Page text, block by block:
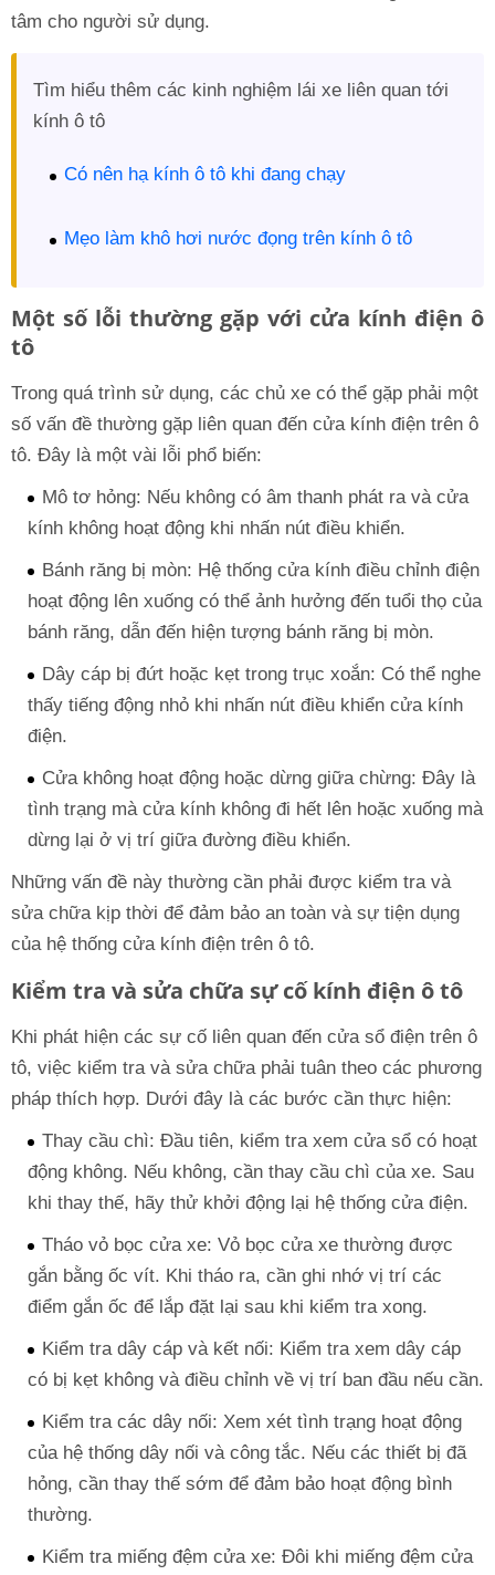
tâm cho người sử dụng.
Tìm hiểu thêm các kinh nghiệm lái xe liên quan tới
kính ô tô
Có nên hạ kính ô tô khi đang chạy
Mẹo làm khô hơi nước đọng trên kính ô tô
Một số lỗi thường gặp với cửa kính điện ô
tô
Trong quá trình sử dụng, các chủ xe có thể gặp phải một
số vấn đề thường gặp liên quan đến cửa kính điện trên ô
tô. Đây là một vài lỗi phổ biến:
Mô tơ hỏng: Nếu không có âm thanh phát ra và cửa
kính không hoạt động khi nhấn nút điều khiển.
Bánh răng bị mòn: Hệ thống cửa kính điều chỉnh điện
hoạt động lên xuống có thể ảnh hưởng đến tuổi thọ của
bánh răng, dẫn đến hiện tượng bánh răng bị mòn.
Dây cáp bị đứt hoặc kẹt trong trục xoắn: Có thể nghe
thấy tiếng động nhỏ khi nhấn nút điều khiển cửa kính
điện.
Cửa không hoạt động hoặc dừng giữa chừng: Đây là
tình trạng mà cửa kính không đi hết lên hoặc xuống mà
dừng lại ở vị trí giữa đường điều khiển.
Những vấn đề này thường cần phải được kiểm tra và
sửa chữa kịp thời để đảm bảo an toàn và sự tiện dụng
của hệ thống cửa kính điện trên ô tô.
Kiểm tra và sửa chữa sự cố kính điện ô tô
Khi phát hiện các sự cố liên quan đến cửa sổ điện trên ô
tô, việc kiểm tra và sửa chữa phải tuân theo các phương
pháp thích hợp. Dưới đây là các bước cần thực hiện:
Thay cầu chì: Đầu tiên, kiểm tra xem cửa sổ có hoạt
động không. Nếu không, cần thay cầu chì của xe. Sau
khi thay thế, hãy thử khởi động lại hệ thống cửa điện.
Tháo vỏ bọc cửa xe: Vỏ bọc cửa xe thường được
gắn bằng ốc vít. Khi tháo ra, cần ghi nhớ vị trí các
điểm gắn ốc để lắp đặt lại sau khi kiểm tra xong.
Kiểm tra dây cáp và kết nối: Kiểm tra xem dây cáp
có bị kẹt không và điều chỉnh về vị trí ban đầu nếu cần.
Kiểm tra các dây nối: Xem xét tình trạng hoạt động
của hệ thống dây nối và công tắc. Nếu các thiết bị đã
hỏng, cần thay thế sớm để đảm bảo hoạt động bình
thường.
Kiểm tra miếng đệm cửa xe: Đôi khi miếng đệm cửa